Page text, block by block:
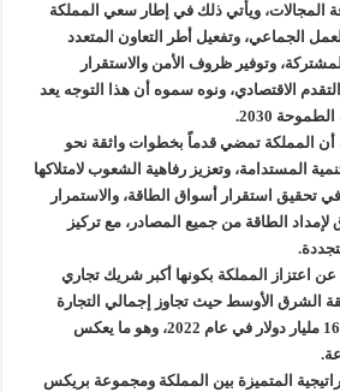
المجالات، ويأتي ذلك في إطار سعي المملكة
الجماعي، وتفعيل أطر التعاون المتعدد
وتوفير ظروف الأمن والاستقرار
الاقتصادي، ونوه سموه أن هذا التوجه يعد
2030.
أن المملكة تمضي قدماً بخطوات واثقة نحو
المستدامة، وتعزيز رفاهية الشعوب لامتلاكها
تحقيق استقرار أسواق الطاقة، والاستمرار
الطاقة من جميع المصادر، مع تركيز
اعتزاز المملكة بكونها أكبر شريك تجاري
الأوسط حيث تجاوز إجمالي التجارة
الثنائية مع دول المجموعة 160 مليار دولار في عام 2022، وهو ما يعكس
المتميزة بين المملكة ومجموعة بريكس